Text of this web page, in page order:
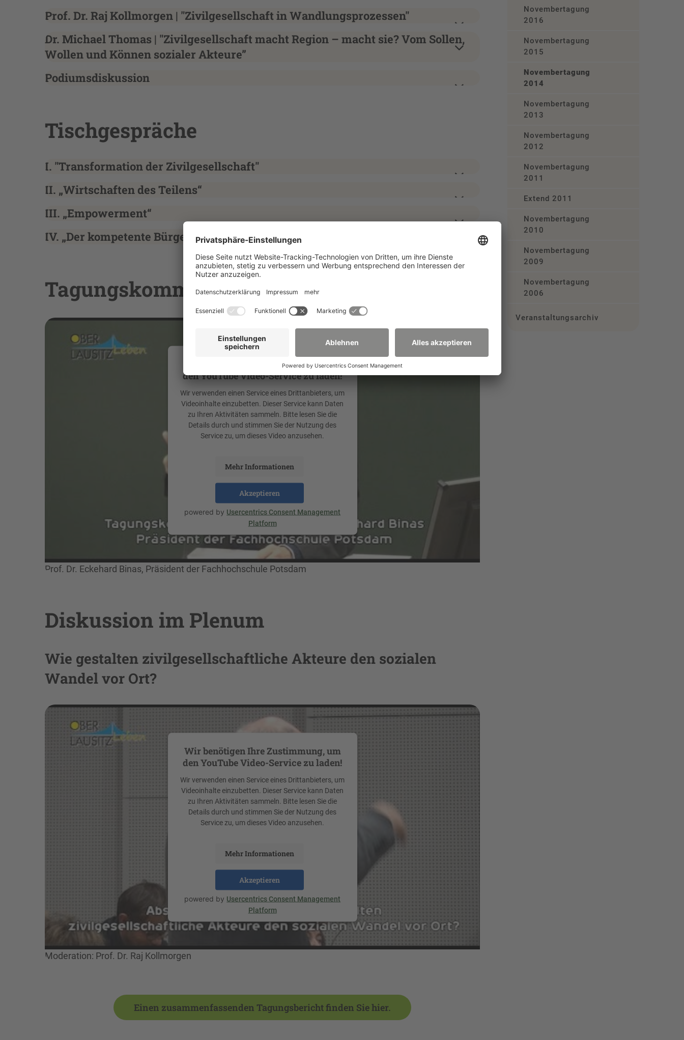
Prof. Dr. Raj Kollmorgen | "Zivilgesellschaft in Wandlungsprozessen"
Dr. Michael Thomas | "Zivilgesellschaft macht Region – macht sie? Vom Sollen,
Wollen und Können sozialer Akteure”
Podiumsdiskussion
Tischgespräche
I. "Transformation der Zivilgesellschaft"
II. „Wirtschaften des Teilens“
III. „Empowerment“
IV. „Der kompetente Bürger
Tagungskommentar
Wir benötigen Ihre Zustimmung, um
den YouTube Video-Service zu laden!
Wir verwenden einen Service eines Drittanbieters, um
Videoinhalte einzubetten. Dieser Service kann Daten
zu Ihren Aktivitäten sammeln. Bitte lesen Sie die
Details durch und stimmen Sie der Nutzung des
Service zu, um dieses Video anzusehen.
Mehr Informationen
Akzeptieren
powered by Usercentrics Consent Management
Platform
Prof. Dr. Eckehard Binas, Präsident der Fachhochschule Potsdam
Diskussion im Plenum
Wie gestalten zivilgesellschaftliche Akteure den sozialen
Wandel vor Ort?
Wir benötigen Ihre Zustimmung, um
den YouTube Video-Service zu laden!
Wir verwenden einen Service eines Drittanbieters, um
Videoinhalte einzubetten. Dieser Service kann Daten
zu Ihren Aktivitäten sammeln. Bitte lesen Sie die
Details durch und stimmen Sie der Nutzung des
Service zu, um dieses Video anzusehen.
Mehr Informationen
Akzeptieren
powered by Usercentrics Consent Management
Platform
Moderation: Prof. Dr. Raj Kollmorgen
Einen zusammenfassenden Tagungsbericht finden Sie hier.
Novembertagung
2016
Novembertagung
2015
Novembertagung
2014
Novembertagung
2013
Novembertagung
2012
Novembertagung
2011
Extend 2011
Novembertagung
2010
Novembertagung
2009
Novembertagung
2006
Veranstaltungsarchiv